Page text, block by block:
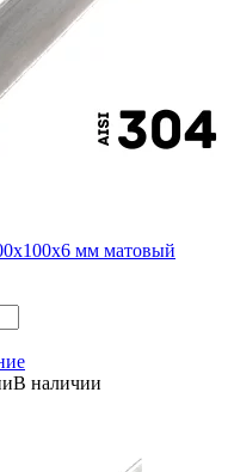
мм матовый
В наличии